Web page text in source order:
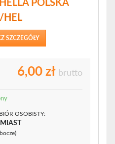
POLSKA
HEL
SZCZEGÓŁY
6,00 zł brutto
OSOBISTY: